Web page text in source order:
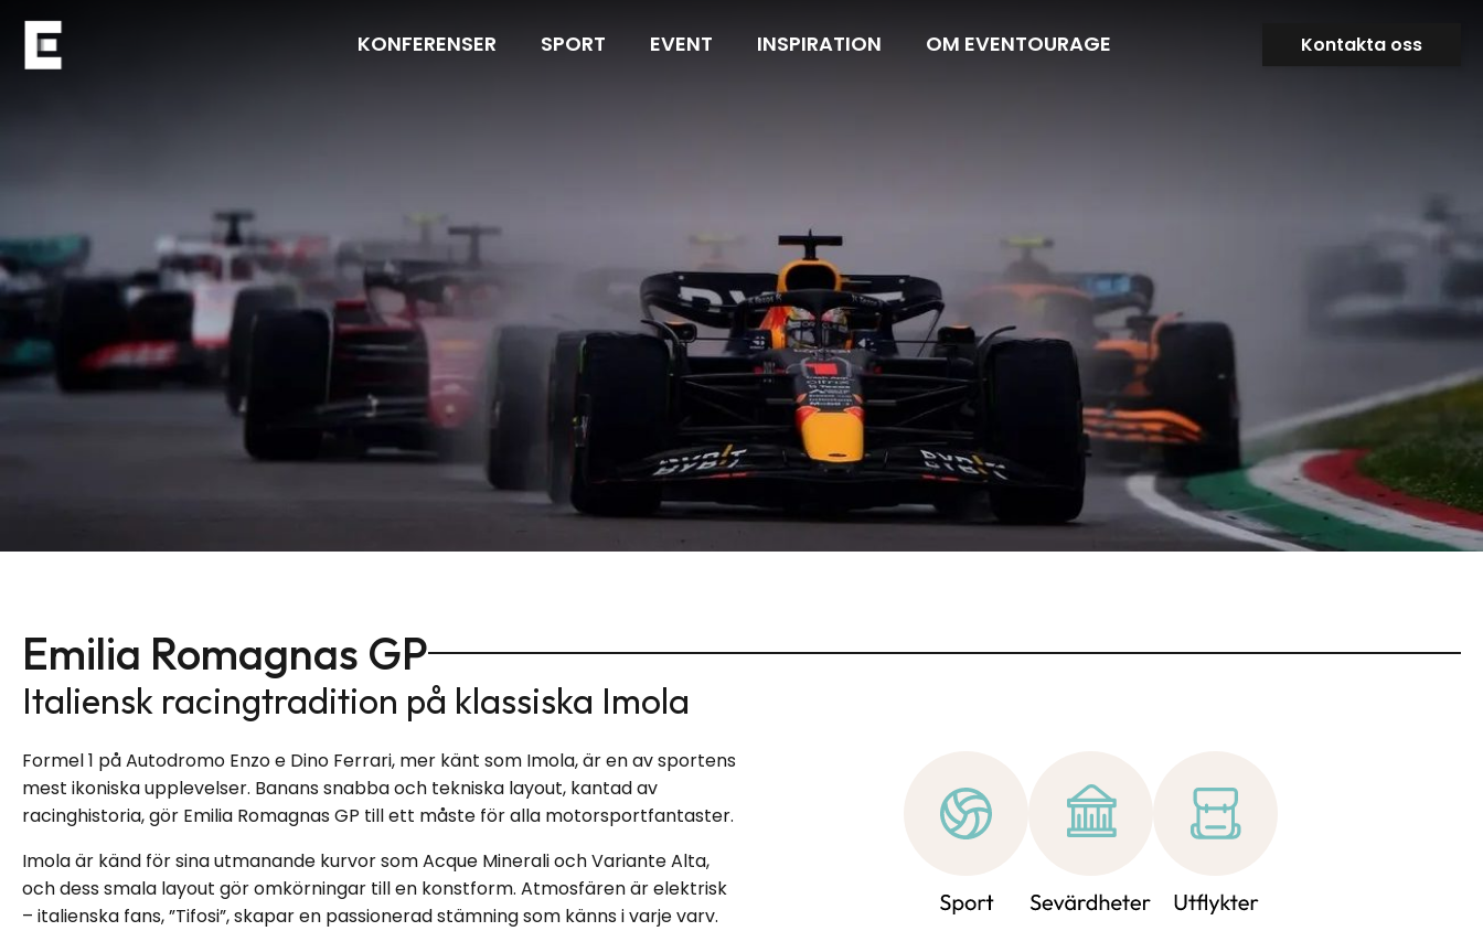
Navigera till startsidan KONFERENSER SPORT EVENT INSPIRATION OM EVENTOURAGE Kontakta oss
Emilia Romagnas GP
Italiensk racingtradition på klassiska Imola
Formel 1 på Autodromo Enzo e Dino Ferrari, mer känt som Imola, är en av sportens
mest ikoniska upplevelser. Banans snabba och tekniska layout, kantad av
racinghistoria, gör Emilia Romagnas GP till ett måste för alla motorsportfantaster.
Imola är känd för sina utmanande kurvor som Acque Minerali och Variante Alta,
och dess smala layout gör omkörningar till en konstform. Atmosfären är elektrisk
– italienska fans, ”Tifosi”, skapar en passionerad stämning som känns i varje varv.